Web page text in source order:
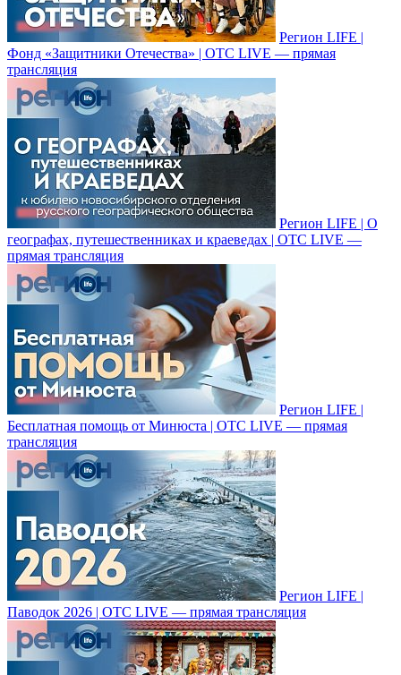
Регион LIFE |
Фонд «Защитники Отечества» | ОТС LIVE — прямая
трансляция
Регион LIFE | О
географах, путешественниках и краеведах | ОТС LIVE —
прямая трансляция
Регион LIFE |
Бесплатная помощь от Минюста | ОТС LIVE — прямая
трансляция
Регион LIFE |
Паводок 2026 | ОТС LIVE — прямая трансляция